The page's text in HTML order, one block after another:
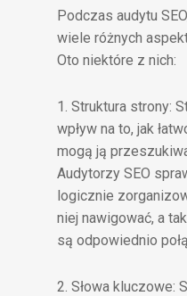
Podczas audytu
wiele różnych
Oto niektóre z nich:
1. Struktura strony:
wpływ na to, jak
mogą ją
Audytorzy SEO
logicznie
niej nawigować, a
są odpowiednio
2. Słowa kluczowe: